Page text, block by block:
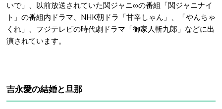
いで」、以前放送されていた関ジャニ∞の番組「関ジャニナイ
ト」の番組内ドラマ、NHK朝ドラ「甘辛しゃん」、「やんちゃ
くれ」、フジテレビの時代劇ドラマ「御家人斬九郎」などに出
演されています。
吉永愛の結婚と旦那